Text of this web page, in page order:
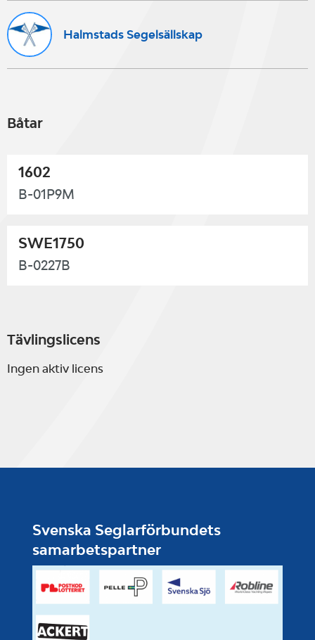
Halmstads Segelsällskap
Båtar
1602
B-01P9M
SWE1750
B-0227B
Tävlingslicens
Ingen aktiv licens
Svenska Seglarförbundets
samarbetspartner